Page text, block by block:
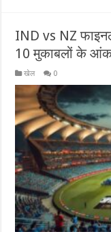
IND vs NZ
10 मुकाबलों के
खेल 0